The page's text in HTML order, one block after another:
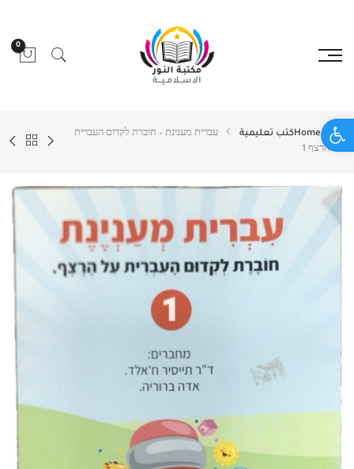
Open toolbar
0
Homeكتب تعليمية
עברית מענינת – חוברת לקדום העברית
על הרצף 1